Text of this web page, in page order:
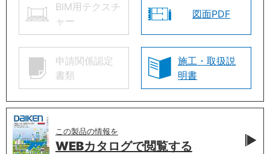
BIM用テクスチ
ャー
図面PDF
申請関係認定
書類
施工・取扱説
明書
この製品の情報を
WEBカタログで閲覧する